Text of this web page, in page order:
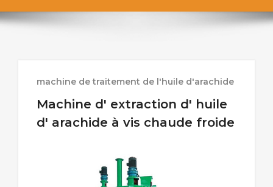
machine de traitement de l'huile d'arachide
Machine d' extraction d' huile
d' arachide à vis chaude froide